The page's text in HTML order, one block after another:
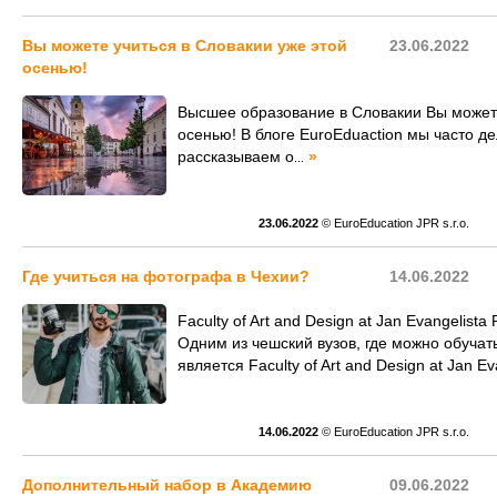
23.06.2022
Вы можете учиться в Словакии уже этой
осенью!
Высшее образование в Словакии Вы
осенью! В блоге EuroEduaction мы часто
рассказываем о
»
23.06.2022 © EuroEducation JPR s.r.o.
14.06.2022
Где учиться на фотографа в Чехии?
Faculty of Art and Design at Jan
Одним из чешский вузов, где можно
является Faculty of Art and Design at Jan
14.06.2022 © EuroEducation JPR s.r.o.
09.06.2022
Дополнительный набор в Академию